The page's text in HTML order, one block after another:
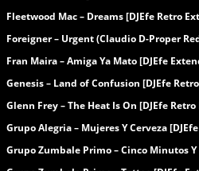
Fleetwood Mac – Dreams [DJEfe Retro
Foreigner – Urgent (Claudio D-Proper
Fran Maira – Amiga Ya Mato [DJEfe
Genesis – Land of Confusion [DJEfe
Glenn Frey – The Heat Is On [DJEfe
Grupo Alegria – Mujeres Y Cerveza
Grupo Zumbale Primo – Cinco Minutos